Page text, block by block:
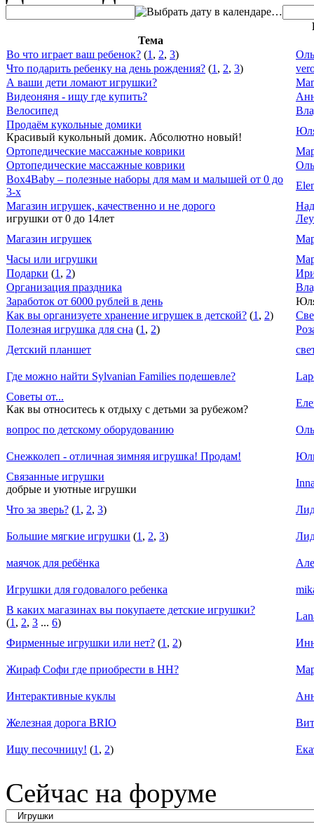
…
Тема
Во что играет ваш ребенок? (1 , 2, 3)
Что подарить ребенку на день рождения? (1 , 2, 3)
А ваши дети ломают игрушки?
Видеоняня - ищу где купить?
Велосипед
Продаём кукольные домики
Красивый кукольный домик. Абсолютно новый!
Ортопедические массажные коврики
Ортопедические массажные коврики
Box4Baby – полезные наборы для мам и малышей от 0 до
3-х
Магазин игрушек, качественно и не дорого
игрушки от 0 до 14лет
Магазин игрушек
Часы или игрушки
Подарки (1 , 2)
Организация праздника
Заработок от 6000 рублей в день
Как вы организуете хранение игрушек в детской? (1 , 2)
Полезная игрушка для сна (1 , 2)
Детский планшет
Где можно найти Sylvanian Families подешевле?
Советы от...
Как вы относитесь к отдыху с детьми за рубежом?
вопрос по детскому оборудованию
Снежколеп - отличная зимняя игрушка! Продам!
Связанные игрушки
добрые и уютные игрушки
Что за зверь? (1 , 2, 3)
Большие мягкие игрушки (1 , 2, 3)
маячок для ребёнка
Игрушки для годовалого ребенка
В каких магазинах вы покупаете детские игрушки?
(1 , 2, 3 ... 6)
Фирменные игрушки или нет? (1 , 2)
Жираф Софи где приобрести в НН?
Интерактивные куклы
Железная дорога BRIO
Ищу песочницу! (1 , 2)
Сейчас на форуме